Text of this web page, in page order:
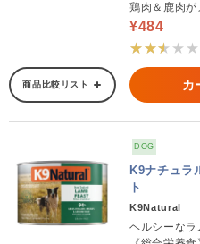
鶏肉＆鹿肉
¥484
★★★★★
商品比較リスト カ
DOG
K9ナチュ
ト
K9Natural
ヘルシーな